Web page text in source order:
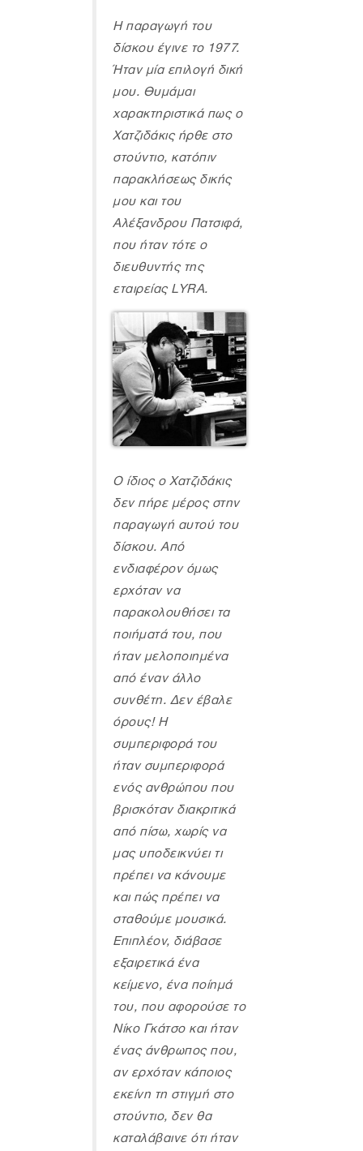
Η παραγωγή του
δίσκου έγινε το 1977.
Ήταν μία επιλογή δική
μου. Θυμάμαι
χαρακτηριστικά πως ο
Χατζιδάκις ήρθε στο
στούντιο, κατόπιν
παρακλήσεως δικής
μου και του
Αλέξανδρου Πατσιφά,
που ήταν τότε ο
διευθυντής της
εταιρείας LYRA.
Ο ίδιος ο Χατζιδάκις
δεν πήρε μέρος στην
παραγωγή αυτού του
δίσκου. Από
ενδιαφέρον όμως
ερχόταν να
παρακολουθήσει τα
ποιήματά του, που
ήταν μελοποιημένα
από έναν άλλο
συνθέτη. Δεν έβαλε
όρους! H
συμπεριφορά του
ήταν συμπεριφορά
ενός ανθρώπου που
βρισκόταν διακριτικά
από πίσω, χωρίς να
μας υποδεικνύει τι
πρέπει να κάνουμε
και πώς πρέπει να
σταθούμε μουσικά.
Επιπλέον, διάβασε
εξαιρετικά ένα
κείμενο, ένα ποίημά
του, που αφορούσε το
Νίκο Γκάτσο και ήταν
ένας άνθρωπος που,
αν ερχόταν κάποιος
εκείνη τη στιγμή στο
στούντιο, δεν θα
καταλάβαινε ότι ήταν